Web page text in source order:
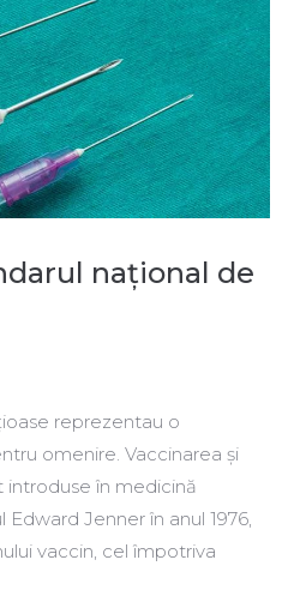
național de
reprezentau o
omenire. Vaccinarea și
în medicină
Jenner în anul 1976,
vaccin, cel împotriva